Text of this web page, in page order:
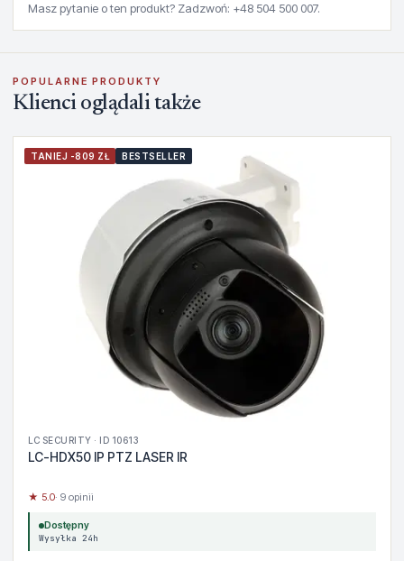
Masz pytanie o ten produkt? Zadzwoń: +48 504 500 007.
POPULARNE PRODUKTY
Klienci oglądali także
TANIEJ -809 ZŁ BESTSELLER
LC SECURITY · ID 10613
LC-HDX50 IP PTZ LASER IR
★ 5.0· 9 opinii
Dostępny
Wysyłka 24h